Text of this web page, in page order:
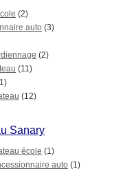
(2)
auto (3)
(2)
(11)
(12)
Sanary
école (1)
auto (1)